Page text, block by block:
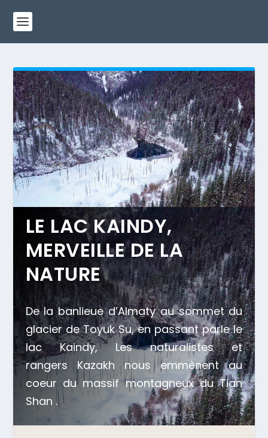
LE LAC KAINDY,
MERVEILLE DE LA
NATURE
De la banlieue d’Almaty au sommet du
glacier de Toyuk Su, en passant parle le
lac Kaindy, Les naturalistes et
rangers Kazakh nous emmènent au
coeur du massif montagneux du Tian
Shan .